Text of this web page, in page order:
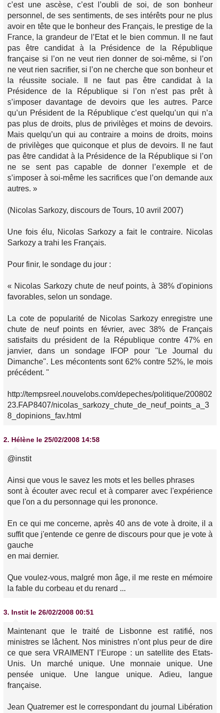
c’est une ascèse, c’est l’oubli de soi, de son bonheur
personnel, de ses sentiments, de ses intérêts pour ne plus
avoir en tête que le bonheur des Français, le prestige de la
France, la grandeur de l’Etat et le bien commun. Il ne faut
pas être candidat à la Présidence de la République
française si l’on ne veut rien donner de soi-même, si l’on
ne veut rien sacrifier, si l’on ne cherche que son bonheur et
la réussite sociale. Il ne faut pas être candidat à la
Présidence de la République si l’on n’est pas prêt à
s’imposer davantage de devoirs que les autres. Parce
qu’un Président de la République c’est quelqu’un qui n’a
pas plus de droits, plus de privilèges et moins de devoirs.
Mais quelqu’un qui au contraire a moins de droits, moins
de privilèges que quiconque et plus de devoirs.
Il ne faut
pas être candidat à la Présidence de la République si l’on
ne se sent pas capable de donner l’exemple et de
s’imposer à soi-même les sacrifices que l’on demande aux
autres. »
(Nicolas Sarkozy, discours de Tours, 10 avril 2007)
Une fois élu, Nicolas Sarkozy a fait le contraire. Nicolas
Sarkozy a trahi les Français.
Pour finir, le sondage du jour :
« Nicolas Sarkozy chute de neuf points, à 38% d'opinions
favorables, selon un sondage.
La cote de popularité de Nicolas Sarkozy enregistre une
chute de neuf points en février, avec 38% de Français
satisfaits du président de la République contre 47% en
janvier, dans un sondage IFOP pour "Le Journal du
Dimanche". Les mécontents sont 62% contre 52%, le mois
précédent. "
http://tempsreel.nouvelobs.com/depeches/politique/200802
23.FAP8407/nicolas_sarkozy_chute_de_neuf_points_a_3
8_dopinions_fav.html
2. Hélène le 25/02/2008 14:58
@instit
Ainsi que vous le savez les mots et les belles phrases
sont à écouter avec recul et à comparer avec l'expérience
que l'on a du personnage qui les prononce.
En ce qui me concerne, après 40 ans de vote à droite, il a
suffit que j'entende ce genre de discours pour que je vote à
gauche
en mai dernier.
Que voulez-vous, malgré mon âge, il me reste en mémoire
la fable du corbeau et du renard ...
3. Instit le 26/02/2008 00:51
Maintenant que le traité de Lisbonne est ratifié, nos
ministres se lâchent. Nos ministres n’ont plus peur de dire
ce que seraVRAIMENT
l’Europe : un satellite des Etats-
Unis. Un marché unique. Une monnaie unique. Une
pensée unique. Une langue unique. Adieu, langue
française.
Jean Quatremer est le correspondant du journal Libération